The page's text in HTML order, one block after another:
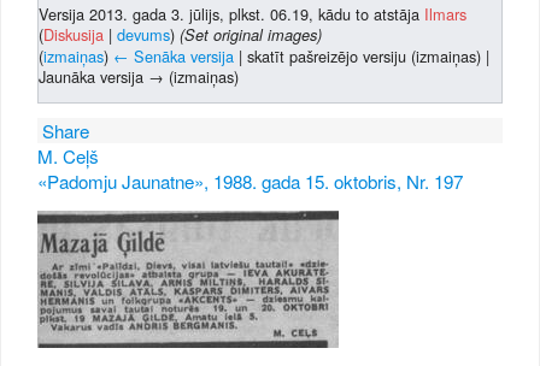
Versija 2013. gada 3. jūlijs, plkst. 06.19, kādu to atstāja Ilmars
(Diskusija |devums) (Set original images)
(izmaiņas) ← Senāka versija | skatīt pašreizējo versiju (izmaiņas) |
Jaunāka versija → (izmaiņas)
Share
M. Ceļš
«Padomju Jaunatne», 1988. gada 15. oktobris, Nr. 197